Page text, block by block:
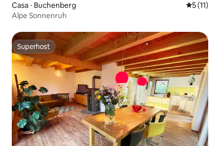
Casa ⋅ Buchenberg 5 de uma
5 (11)
Alpe Sonnenruh
Superhost
Superhost